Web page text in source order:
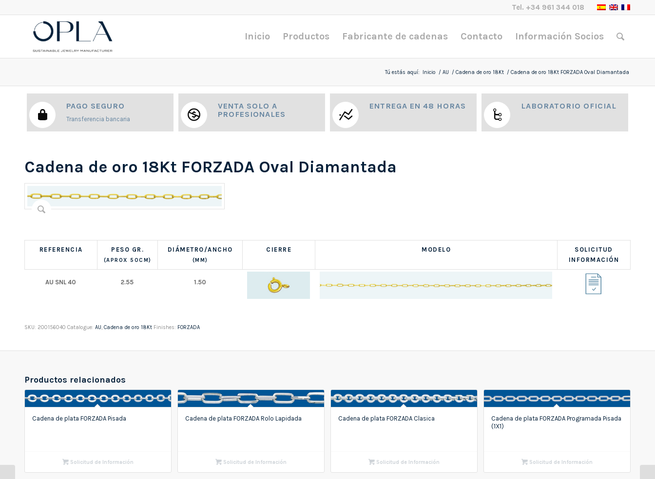
Tel. +34 961 344 018
Inicio Productos Fabricante de cadenas Contacto Información Socios
Tú estás aquí: Inicio / AU / Cadena de oro 18Kt / Cadena de oro 18Kt FORZADA Oval Diamantada
PAGO SEGURO
Transferencia bancaria
VENTA SOLO A
PROFESIONALES
ENTREGA EN 48 HORAS LABORATORIO OFICIAL
Cadena de oro 18Kt FORZADA Oval Diamantada
REFERENCIA PESO GR.
(APROX 50CM)
DIÁMETRO/ANCHO
(MM)
CIERRE MODELO
SOLICITUD
INFORMACIÓN
AU SNL 40 2.55 1.50
SKU: 200156040 Catalogue: AU, Cadena de oro 18Kt Finishes: FORZADA
Productos relacionados
Cadena de plata FORZADA Pisada
Solicitud de Información
Cadena de plata FORZADA Rolo Lapidada
Solicitud de Información
Cadena de plata FORZADA Clasica
Solicitud de Información
Cadena de plata FORZADA Programada Pisada
(1X1)
Solicitud de Información